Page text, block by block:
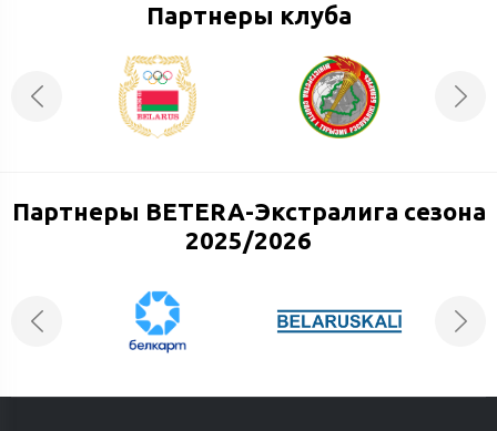
Партнеры клуба
Партнеры BETERA-Экстралига сезона
2025/2026